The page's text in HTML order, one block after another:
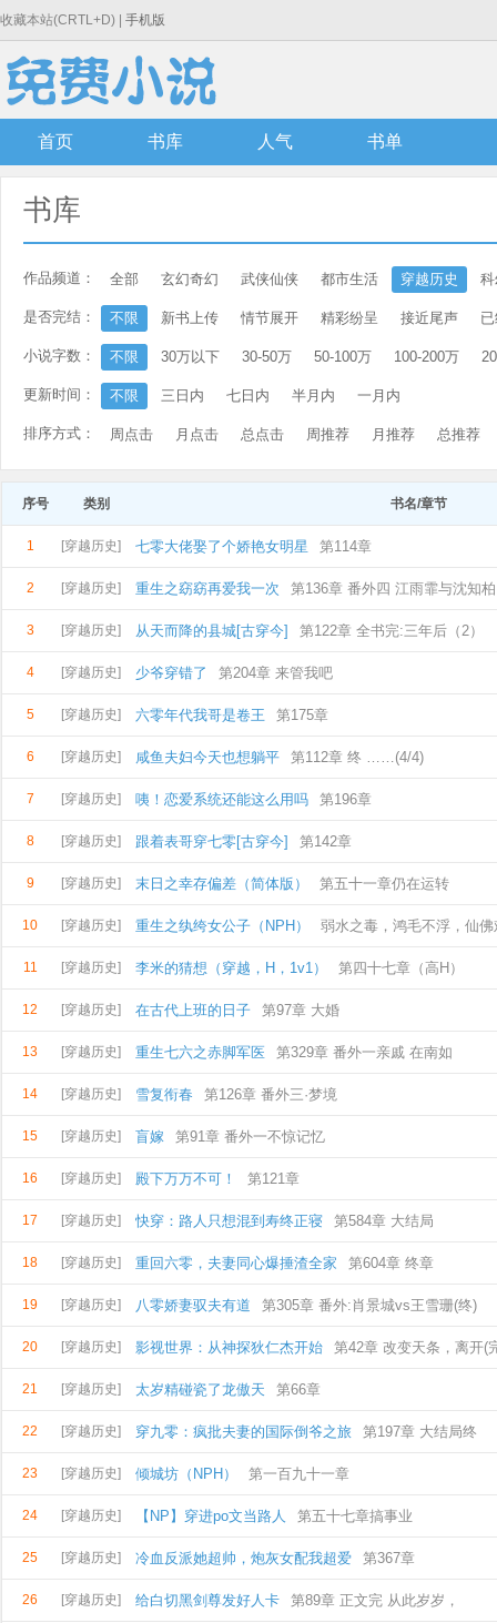
收藏本站(CRTL+D) | 手机版
首页 书库 人气 书单
书库
作品频道： 全部 玄幻奇幻 武侠仙侠 都市生活 穿越历史
是否完结： 不限 新书上传 情节展开 精彩纷呈 接近尾声
小说字数： 不限 30万以下 30-50万 50-100万 100-200万
更新时间： 不限 三日内 七日内 半月内 一月内
排序方式： 周点击 月点击 总点击 周推荐 月推荐 总推荐
序号 类别 书名/章节
1 [穿越历史] 七零大佬娶了个娇艳女明星 第114章
2 [穿越历史] 重生之窈窈再爱我一次 第136章 番外四 江雨霏与沈知柏
3 [穿越历史] 从天而降的县城[古穿今] 第122章 全书完:三年后（2）
4 [穿越历史] 少爷穿错了 第204章 来管我吧
5 [穿越历史] 六零年代我哥是卷王 第175章
6 [穿越历史] 咸鱼夫妇今天也想躺平 第112章 终 ……(4/4)
7 [穿越历史] 咦！恋爱系统还能这么用吗 第196章
8 [穿越历史] 跟着表哥穿七零[古穿今] 第142章
9 [穿越历史] 末日之幸存偏差（简体版） 第五十一章仍在运转
10 [穿越历史] 重生之纨绔女公子（NPH） 弱水之毒，鸿毛不浮，仙
11 [穿越历史] 李米的猜想（穿越，H，1v1） 第四十七章（高H）
12 [穿越历史] 在古代上班的日子 第97章 大婚
13 [穿越历史] 重生七六之赤脚军医 第329章 番外一亲戚 在南如
14 [穿越历史] 雪复衔春 第126章 番外三·梦境
15 [穿越历史] 盲嫁 第91章 番外一不惊记忆
16 [穿越历史] 殿下万万不可！ 第121章
17 [穿越历史] 快穿：路人只想混到寿终正寝 第584章 大结局
18 [穿越历史] 重回六零，夫妻同心爆捶渣全家 第604章 终章
19 [穿越历史] 八零娇妻驭夫有道 第305章 番外:肖景城vs王雪珊(终)
20 [穿越历史] 影视世界：从神探狄仁杰开始 第42章 改变天条，离开(
21 [穿越历史] 太岁精碰瓷了龙傲天 第66章
22 [穿越历史] 穿九零：疯批夫妻的国际倒爷之旅 第197章 大结局终
23 [穿越历史] 倾城坊（NPH） 第一百九十一章
24 [穿越历史] 【NP】穿进po文当路人 第五十七章搞事业
25 [穿越历史] 冷血反派她超帅，炮灰女配我超爱 第367章
26 [穿越历史] 给白切黑剑尊发好人卡 第89章 正文完 从此岁岁，